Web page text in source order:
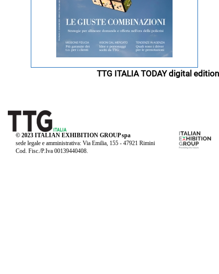
TTG ITALIA TODAY digital edition
© 2023 ITALIAN EXHIBITION GROUP spa
sede legale e amministrativa: Via Emilia, 155 - 47921 Rimini
Cod. Fisc./P.Iva 00139440408.